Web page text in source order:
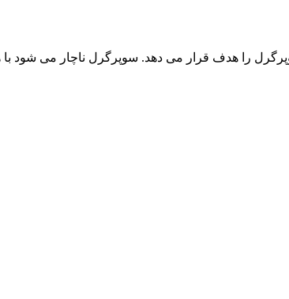
را هدف قرار می دهد. سوپرگرل ناچار می شود با